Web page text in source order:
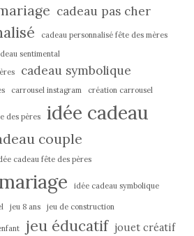
cadeau pas cher
cadeau personnalisé fête des mères
sentimental
cadeau symbolique
carrousel instagram création carrousel
des pères idée cadeau
couple
cadeau fête des pères
idée cadeau symbolique
jeu 8 ans jeu de construction
jeu éducatif jouet créatif